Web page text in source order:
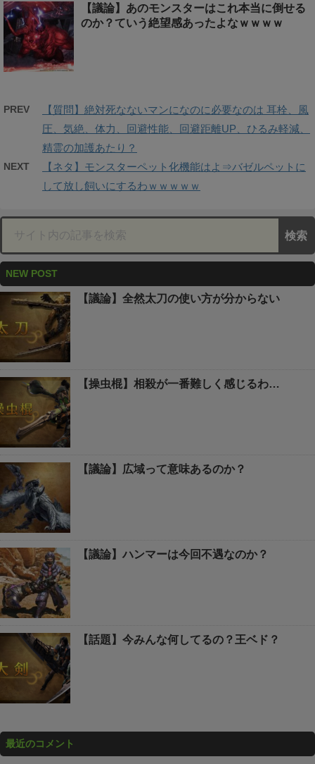
【議論】あのモンスターはこれ本当に倒せる
のか？ていう絶望感あったよなｗｗｗｗ
PREV
【質問】絶対死なないマンになのに必要なのは 耳栓、風
圧、気絶、体力、回避性能、回避距離UP、ひるみ軽減、
精霊の加護あたり？
NEXT
【ネタ】モンスターペット化機能はよ⇒バゼルペットに
して放し飼いにするわｗｗｗｗｗ
NEW POST
【議論】全然太刀の使い方が分からない
【操虫棍】相殺が一番難しく感じるわ…
【議論】広域って意味あるのか？
【議論】ハンマーは今回不遇なのか？
【話題】今みんな何してるの？王ベド？
最近のコメント